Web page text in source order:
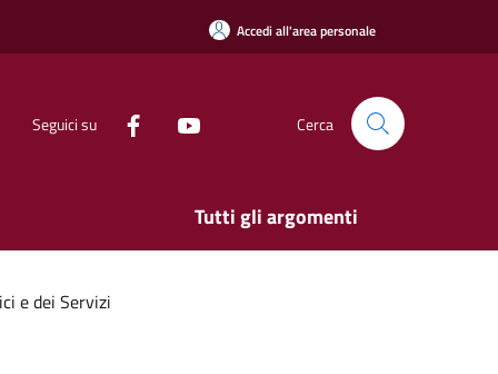
Accedi all'area personale
Seguici su Cerca
Tutti gli argomenti
e dei Servizi